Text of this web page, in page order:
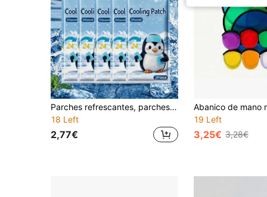
Parches refrescantes, parches de enfriamiento con hielo, parches de compresión de hielo, parches de gel refrescante, parches de hielo, parches de gel refrescante autoadhesivos portátiles, adecuados para fatiga laboral, reuniones con amigos, actividades al aire libre, viajes de negocios, vacaciones en la playa, celebraciones festivas, regalos de despedida, (adecuados para todas las estaciones)
18 Left
2,77€
19 Left
3,25€ 3,28€